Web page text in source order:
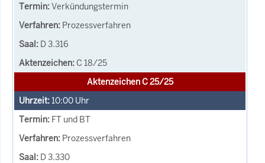
Verkündungstermin
Prozessverfahren
D 3.316
C 18/25
Aktenzeichen C 25/25
10:00 Uhr
FT und BT
Prozessverfahren
D 3.330